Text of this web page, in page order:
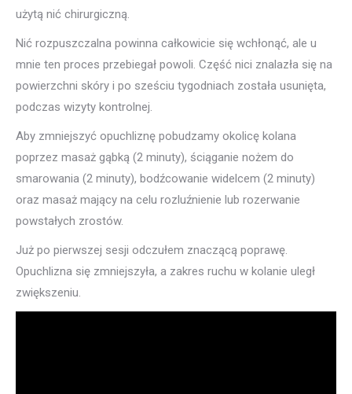
użytą nić chirurgiczną.
Nić rozpuszczalna powinna całkowicie się wchłonąć, ale u
mnie ten proces przebiegał powoli. Część nici znalazła się na
powierzchni skóry i po sześciu tygodniach została usunięta,
podczas wizyty kontrolnej.
Aby zmniejszyć opuchliznę pobudzamy okolicę kolana
poprzez masaż gąbką (2 minuty), ściąganie nożem do
smarowania (2 minuty), bodźcowanie widelcem (2 minuty)
oraz masaż mający na celu rozluźnienie lub rozerwanie
powstałych zrostów.
Już po pierwszej sesji odczułem znaczącą poprawę.
Opuchlizna się zmniejszyła, a zakres ruchu w kolanie uległ
zwiększeniu.